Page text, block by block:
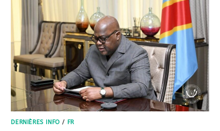
DERNIÈRES INFO / FR